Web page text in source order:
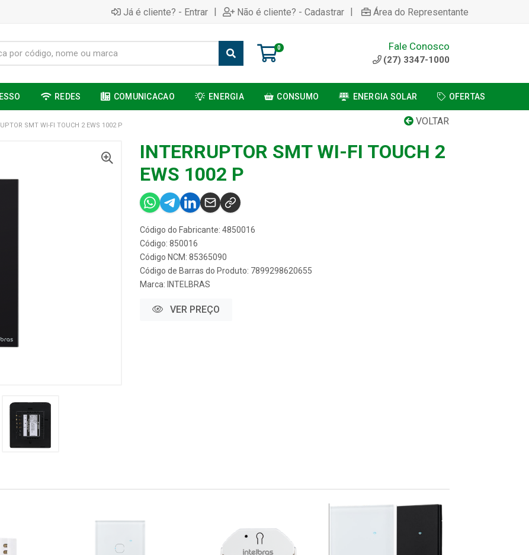
Já é cliente? - Entrar | Não é cliente? - Cadastrar | Área do Representante
0 Fale Conosco
(27) 3347-1000
REDES COMUNICACAO ENERGIA CONSUMO ENERGIA SOLAR OFERTAS
VOLTAR
SMT WI-FI TOUCH 2 EWS 1002 P
INTERRUPTOR SMT WI-FI TOUCH 2
EWS 1002 P
Código do Fabricante: 4850016
Código: 850016
Código NCM: 85365090
Código de Barras do Produto: 7899298620655
Marca: INTELBRAS
VER PREÇO